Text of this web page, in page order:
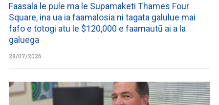
Faasala le pule ma le Supamaketi Thames Four
Square, ina ua ia faamalosia ni tagata galulue mai
fafo e totogi atu le $120,000 e faamautū ai a la
galuega
28/07/2026